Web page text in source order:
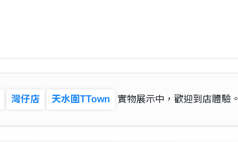
灣仔店 天水圍TTown 實物展示中，歡迎到店體驗。